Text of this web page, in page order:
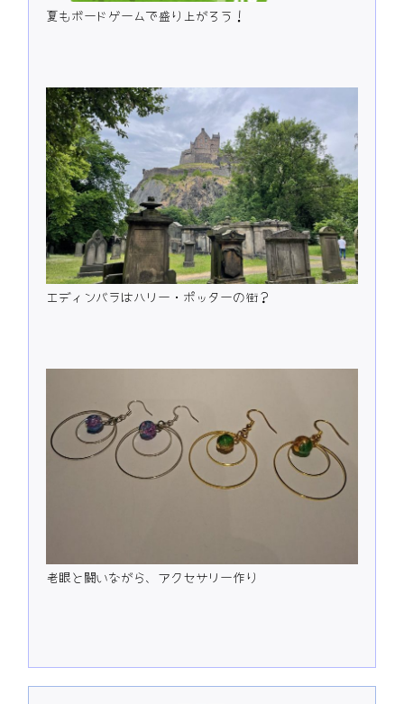
夏もボードゲームで盛り上がろう！
エディンバラはハリー・ポッターの街？
老眼と闘いながら、アクセサリー作り